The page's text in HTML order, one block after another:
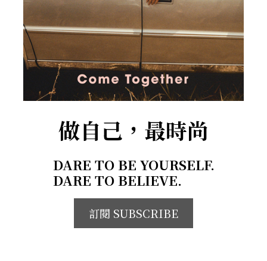
做自己，最時尚
DARE TO BE YOURSELF.
DARE TO BELIEVE.
訂閱 SUBSCRIBE